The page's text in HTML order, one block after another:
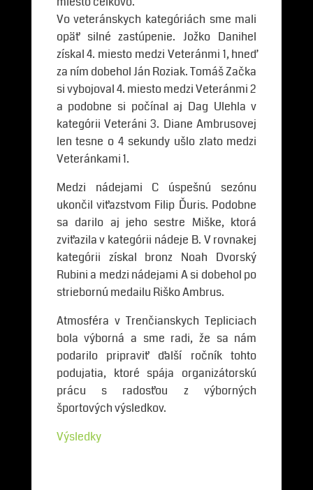
Vo veteránskych kategóriách sme mali
opäť silné zastúpenie. Jožko Danihel
získal 4. miesto medzi Veteránmi 1, hneď
za ním dobehol Ján Roziak. Tomáš Začka
si vybojoval 4. miesto medzi Veteránmi 2
a podobne si počínal aj Dag Ulehla v
kategórii Veteráni 3. Diane Ambrusovej
len tesne o 4 sekundy ušlo zlato medzi
Veteránkami 1.
Medzi nádejami C úspešnú sezónu
ukončil viťazstvom Filip Ďuris. Podobne
sa darilo aj jeho sestre Miške, ktorá
zviťazila v kategórii nádeje B. V rovnakej
kategórii získal bronz Noah Dvorský
Rubini a medzi nádejami A si dobehol po
striebornú medailu Riško Ambrus.
Atmosféra v Trenčianskych Tepliciach
bola výborná a sme radi, že sa nám
podarilo pripraviť ďalší ročník tohto
podujatia, ktoré spája organizátorskú
prácu s radosťou z výborných
športových výsledkov.
Výsledky